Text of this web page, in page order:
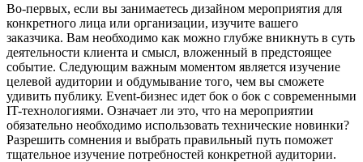
Во-первых, если вы занимаетесь дизайном мероприятия для
конкретного лица или организации, изучите вашего
заказчика. Вам необходимо как можно глубже вникнуть в суть
деятельности клиента и смысл, вложенный в предстоящее
событие. Следующим важным моментом является изучение
целевой аудитории и обдумывание того, чем вы сможете
удивить публику. Event-бизнес идет бок о бок с современными
IT-технологиями. Означает ли это, что на мероприятии
обязательно необходимо использовать технические новинки?
Разрешить сомнения и выбрать правильный путь поможет
тщательное изучение потребностей конкретной аудитории.